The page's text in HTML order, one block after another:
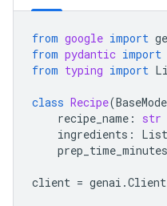
from google import
from pydantic import
from typing import
class Recipe(
recipe_name : str
ingredients : List
prep_time_minutes
client = genai .Client